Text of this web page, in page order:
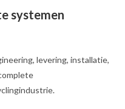
systemen
levering, installatie,